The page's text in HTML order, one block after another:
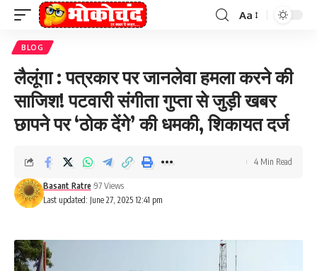
Font
Aa
BLOG
लैलूंगा : पत्रकार पर जानलेवा हमला करने की
साजिश! पटवारी संगीता गुप्ता से जुड़ी खबर
छापने पर ‘ठोक देंगे’ की धमकी, शिकायत दर्ज
Last updated: June 27, 2025 12:41 pm
Basant Ratre 97 Views
4 Min Read